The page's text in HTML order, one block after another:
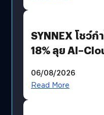
SYNNEX โชว์ก
18% ลุย
Revenue เร่งเ
06/08/2026
Read More